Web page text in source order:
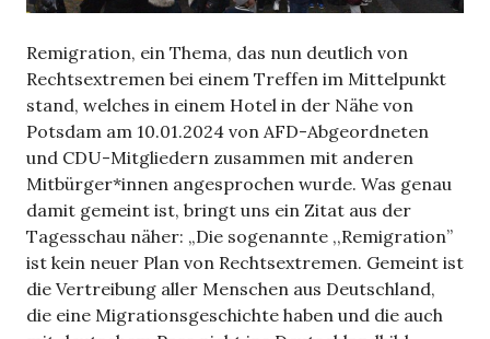
Remigration, ein Thema, das nun deutlich von
Rechtsextremen bei einem Treffen im Mittelpunkt
stand, welches in einem Hotel in der Nähe von
Potsdam am 10.01.2024 von AFD-Abgeordneten
und CDU-Mitgliedern zusammen mit anderen
Mitbürger*innen angesprochen wurde. Was genau
damit gemeint ist, bringt uns ein Zitat aus der
Tagesschau näher: „Die sogenannte ,,Remigration”
ist kein neuer Plan von Rechtsextremen. Gemeint ist
die Vertreibung aller Menschen aus Deutschland,
die eine Migrationsgeschichte haben und die auch